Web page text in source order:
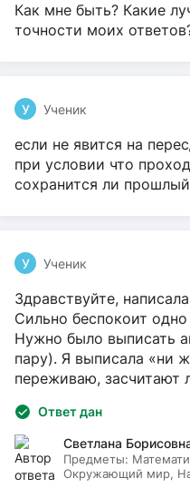
Как мне быть? Какие
точности моих
У Ученик
если не явится на
при условии что
сохранится ли прошлый
У Ученик
Здравствуйте,
Сильно беспокоит
Нужно было выписать
пару). Я выписала «ни
переживаю, засчитают
Ответ дан
Светлана
Предметы:
Окружающий мир,